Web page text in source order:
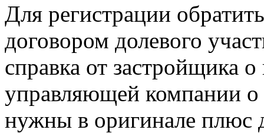
Для регистрации
договором долевого
справка от застройщика
управляющей компании
нужны в оригинале плюс